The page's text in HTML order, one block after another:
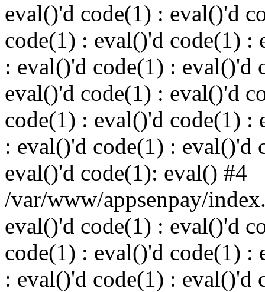
eval()'d code(1) : eval()'d
code(1) : eval()'d code(1) :
: eval()'d code(1) : eval()'d
eval()'d code(1) : eval()'d
code(1) : eval()'d code(1) :
: eval()'d code(1) : eval()'d
eval()'d code(1): eval() #4
/var/www/appsenpay/
eval()'d code(1) : eval()'d
code(1) : eval()'d code(1) :
: eval()'d code(1) : eval()'d